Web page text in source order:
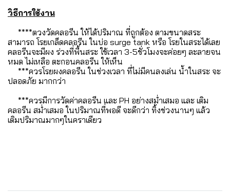
วิธีการใช้งาน
****ตวงวัดคลอรีน ให้ได้ปริมาณ ที่ถูกต้อง ตามขนาดสระ
สามารถ โรยเกล็ดคลอรีน ในบ่อ surge tank หรือ โรยในสระได้เลย
คลอรีนจะมีผง ร่วงที่พื้นสระ ใช้เวลา 3-5ชั่วโมงจะค่อยๆ ละลายจน
หมด ไม่เหลือ ตะกอนคลอรีน ให้เห็น
***ควรโรยผงคลอรีน ในช่วงเวลา ที่ไม่มีคนลงเล่น น้ำในสระ จะ
ปลอดภัย มากกว่า
***ควรมีการวัดค่าคลอรีน และ PH อย่างสม่ำเสมอ และ เติม
คลอรีน สม่ำเสมอ ในปริมาณที่พอดี จะดีกว่า ทิ้งช่วงนานๆ แล้ว
เติมปริมาณมากๆในคราเดียว